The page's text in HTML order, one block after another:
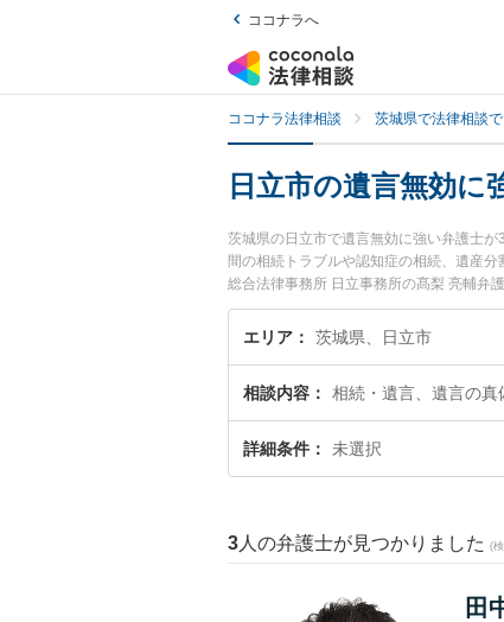
ココナラへ
ココナラ法律相談 茨城県で法律相談
日立市の遺言無効に
茨城県の日立市で遺言無効に強い弁護士
間の相続トラブルや認知症の相続、遺産
総合法律事務所 日立事務所の髙梨 亮輔弁
市で土日や夜間に発生した遺言無効のト
法律相談できる日立市内の弁護士に相談
エリア 茨城県、日立市
相談内容 相続・遺言、遺言の真
詳細条件 未選択
3 人の弁護士が見つかりました (
田